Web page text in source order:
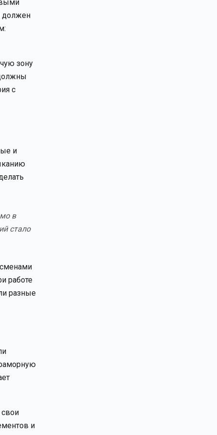
должен
зону
с
и
в
стало
работе
разные
и